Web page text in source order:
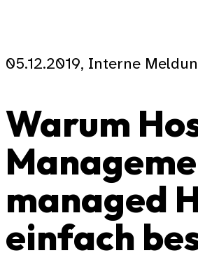
05.12.2019, Interne
Warum
managed
einfach